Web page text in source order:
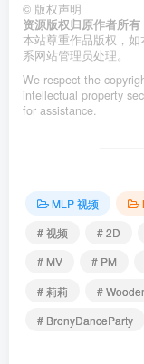
© 版权声明
资源版权归原作者所有
本站尊重作品版权，
系网站管理员处理。
We respect the
intellectual property
for assistance.
MLP 视频
# 视频
# 2D
# MV
# PM
# 莉莉
#
# BronyDanceParty